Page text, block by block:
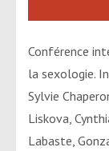
Conférence
la sexologie.
Sylvie
Liskova,
Labaste,